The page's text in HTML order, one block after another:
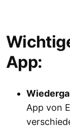
App:
App von